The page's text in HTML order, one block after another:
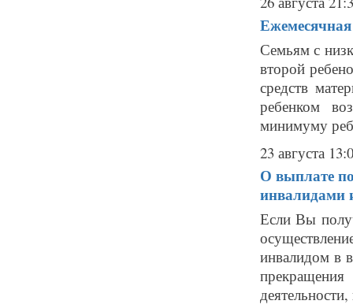
Семьям с
второй
средств
ребенком
минимуму
23 августа
О выплате
инвалидами
Если Вы
инвалидом в